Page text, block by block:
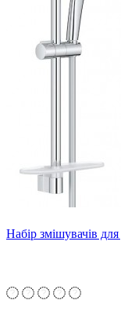
Набір змішувачів